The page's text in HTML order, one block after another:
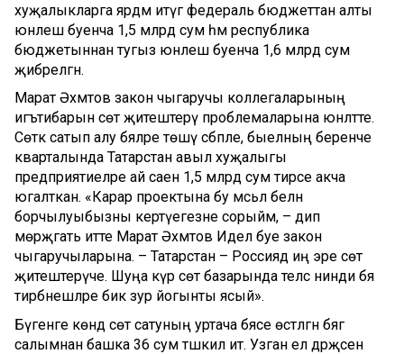
хуҗалыкларга ярдәм итүгә федераль бюджеттан алты
юнәлеш буенча 1,5 млрд сум һәм республика
бюджетыннан тугыз юнәлеш буенча 1,6 млрд сум
җибәрелгән.
Марат Әхмәтов закон чыгаручы коллегаларының
игътибарын сөт җитештерү проблемаларына юнәлтте.
Сөткә сатып алу бәяләре төшү сәбәпле, быелның беренче
кварталында Татарстан авыл хуҗалыгы
предприятиеләре ай саен 1,5 млрд сум тирәсе акча
югалткан. «Карар проектына бу мәсьәлә белән
борчылуыбызны кертүегезне сорыйм, – дип
мөрәҗәгать итте Марат Әхмәтов Идел буе закон
чыгаручыларына. – Татарстан – Россиядә иң эре сөт
җитештерүче. Шуңа күрә сөт базарында теләсә нинди бәя
тирбәнешләре бик зур йогынты ясый».
Бүгенге көндә сөт сатуның уртача бәясе өстәлгән бәягә
салымнан башка 36 сум тәшкил итә. Узган ел дәрәҗәсенә